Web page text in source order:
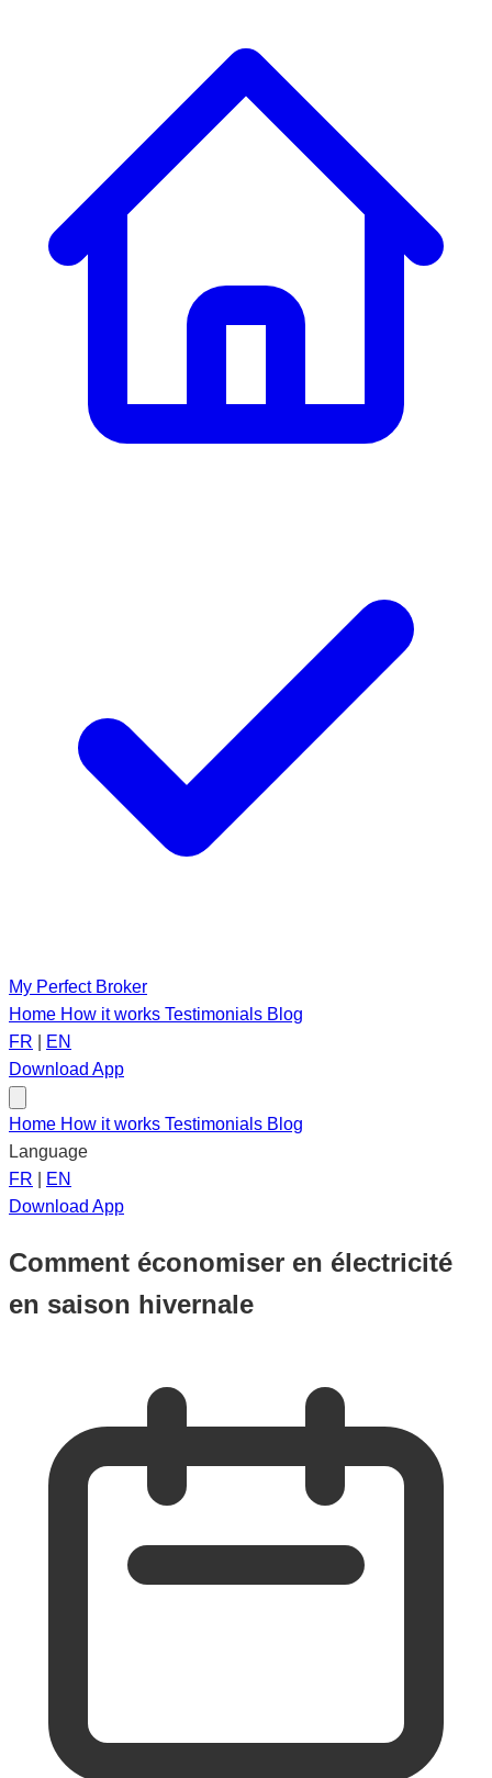
My Perfect Broker
Home How it works Testimonials Blog
FR
EN
Download App
Home How it works Testimonials Blog
Language
FR
EN
Download App
Comment économiser en électricité
en saison hivernale